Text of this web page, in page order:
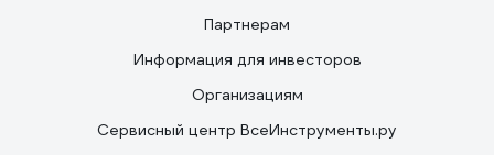
Партнерам
Информация для инвесторов
Организациям
Сервисный центр ВсеИнструменты.ру